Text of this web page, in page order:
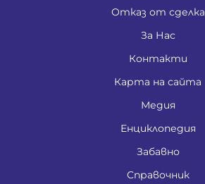
Отказ от сделка
За Нас
Контакти
Карта на сайта
Медия
Енциклопедия
Забавно
Справочник